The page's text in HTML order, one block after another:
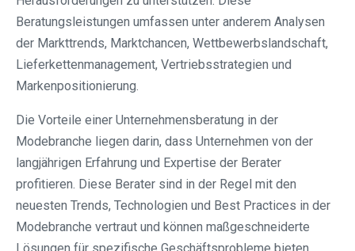
Beratungsleistungen umfassen unter anderem Analysen
der Markttrends, Marktchancen, Wettbewerbslandschaft,
Lieferkettenmanagement, Vertriebsstrategien und
Markenpositionierung.
Die Vorteile einer Unternehmensberatung in der
Modebranche liegen darin, dass Unternehmen von der
langjährigen Erfahrung und Expertise der Berater
profitieren. Diese Berater sind in der Regel mit den
neuesten Trends, Technologien und Best Practices in der
Modebranche vertraut und können maßgeschneiderte